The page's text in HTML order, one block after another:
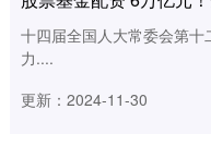
十四届全国人大常委会第
力....
更新：2024-11-30